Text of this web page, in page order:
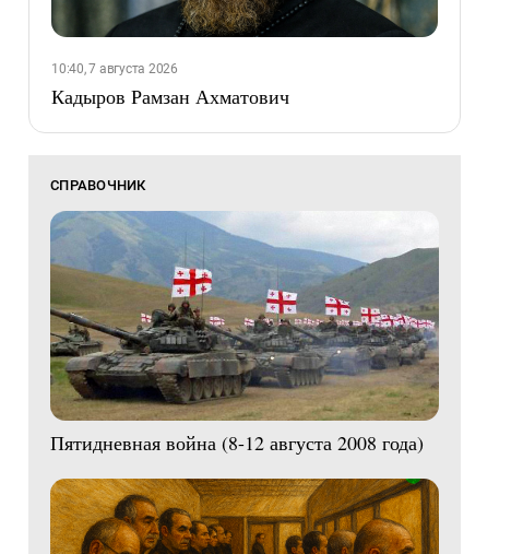
10:40, 7 августа 2026
Кадыров Рамзан Ахматович
СПРАВОЧНИК
Пятидневная война (8-12 августа 2008 года)